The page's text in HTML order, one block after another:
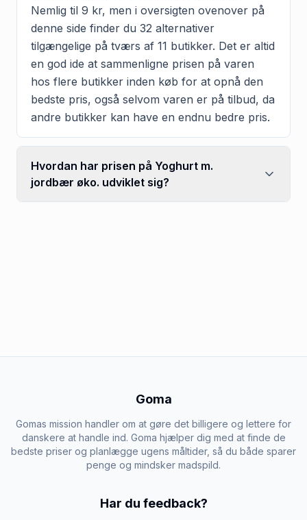
Nemlig til 9 kr, men i oversigten ovenover på
denne side finder du 32 alternativer
tilgængelige på tværs af 11 butikker. Det er altid
en god ide at sammenligne prisen på varen
hos flere butikker inden køb for at opnå den
bedste pris, også selvom varen er på tilbud, da
andre butikker kan have en endnu bedre pris.
Hvordan har prisen på Yoghurt m.
jordbær øko. udviklet sig?
Goma
Gomas mission handler om at gøre det billigere og lettere for
danskere at handle ind. Goma hjælper dig med at finde de
bedste priser og planlægge ugens måltider, så du både sparer
penge og mindsker madspild.
Har du feedback?